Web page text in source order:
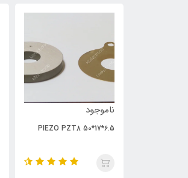
ناموجود
PIEZO PZT8 50*17*6.5